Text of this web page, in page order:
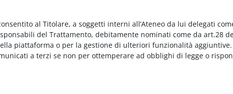
al Titolare, a soggetti interni all’Ateneo da lui delegati
del Trattamento, debitamente nominati come da art.28
piattaforma o per la gestione di ulteriori funzionalità aggiuntive.
a terzi se non per ottemperare ad obblighi di legge o